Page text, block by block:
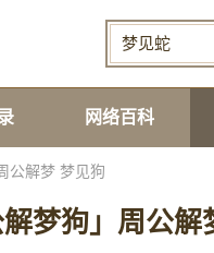
网络百科
公解梦 梦见狗
解梦狗」周公